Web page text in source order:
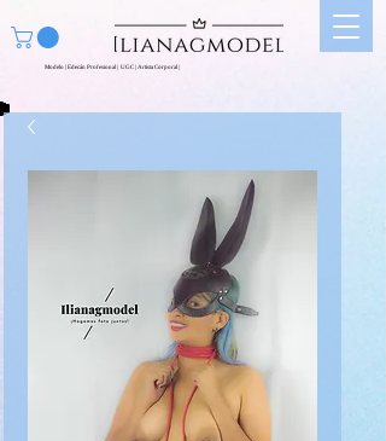
Modelo | Edecán Profesional | UGC | Artista Corporal |